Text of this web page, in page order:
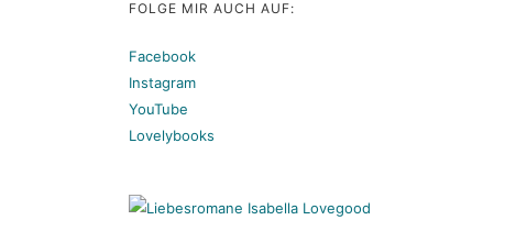
FOLGE MIR AUCH AUF:
Facebook
Instagram
YouTube
Lovelybooks